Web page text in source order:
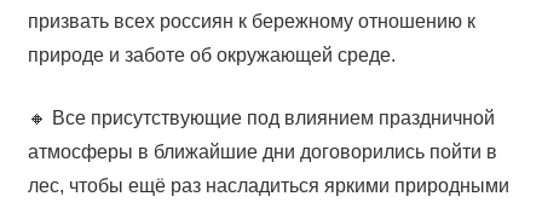
призвать всех россиян к бережному отношению к
природе и заботе об окружающей среде.
🔸 Все присутствующие под влиянием праздничной
атмосферы в ближайшие дни договорились пойти в
лес, чтобы ещё раз насладиться яркими природными